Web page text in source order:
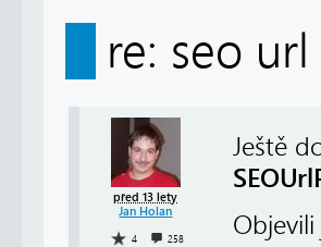
re: seo
před 13 lety
Jan Holan
4 258
Ještě